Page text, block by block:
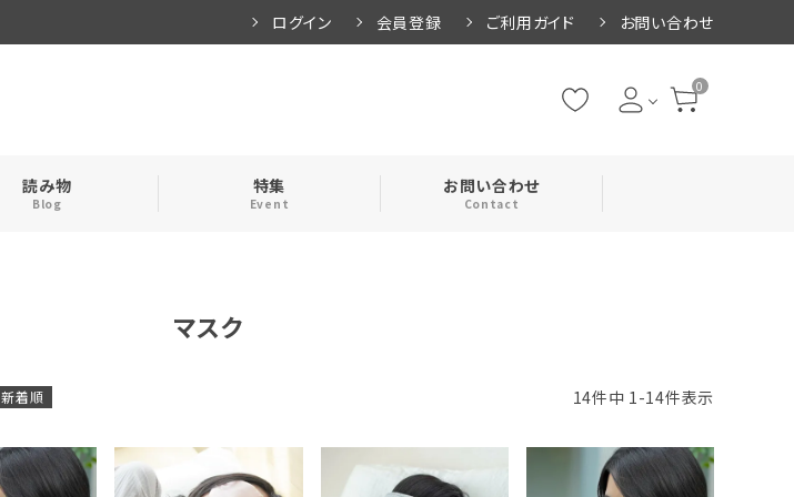
ログイン 会員登録 ご利用ガイド お問い合わせ
0
読み物
Blog
特集
Event
お問い合わせ
Contact
マスク
新着順 14件中 1-14件表示